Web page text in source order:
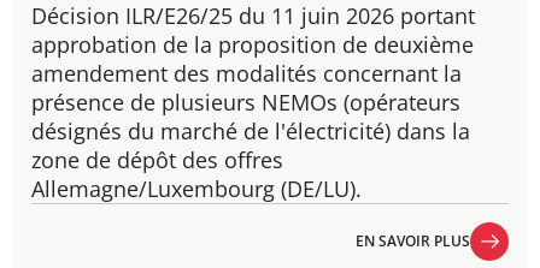
Décision ILR/E26/25 du 11 juin 2026 portant
approbation de la proposition de deuxième
amendement des modalités concernant la
présence de plusieurs NEMOs (opérateurs
désignés du marché de l'électricité) dans la
zone de dépôt des offres
Allemagne/Luxembourg (DE/LU).
EN SAVOIR PLUS